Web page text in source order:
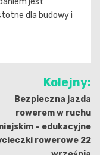
dla budowy i
Kolejny:
Bezpieczna jazda
rowerem w ruchu
– edukacyjne
rowerowe 22